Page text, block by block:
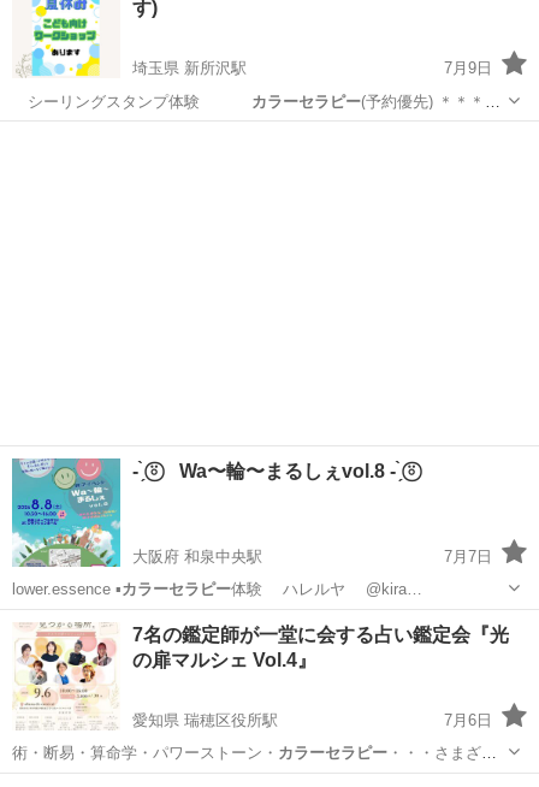
す)
埼玉県 新所沢駅
7月9日
シーリングスタンプ体験 カラーセラピー(予約優先) ＊＊＊＊
＊＊＊…
- ̗̀ ⍤⃝ Wa〜輪〜まるしぇvol.8 - ̗̀ ⍤⃝
大阪府 和泉中央駅
7月7日
lower.essence ▪️カラーセラピー体験 ハレルヤ @kira…
大阪 和泉市 和泉中央駅 ワークショップ 温活
7名の鑑定師が一堂に会する占い鑑定会『光
の扉マルシェ Vol.4』
愛知県 瑞穂区役所駅
7月6日
術・断易・算命学・パワーストーン・ カラーセラピー・・・さまざま
なジャンルの占い師が…